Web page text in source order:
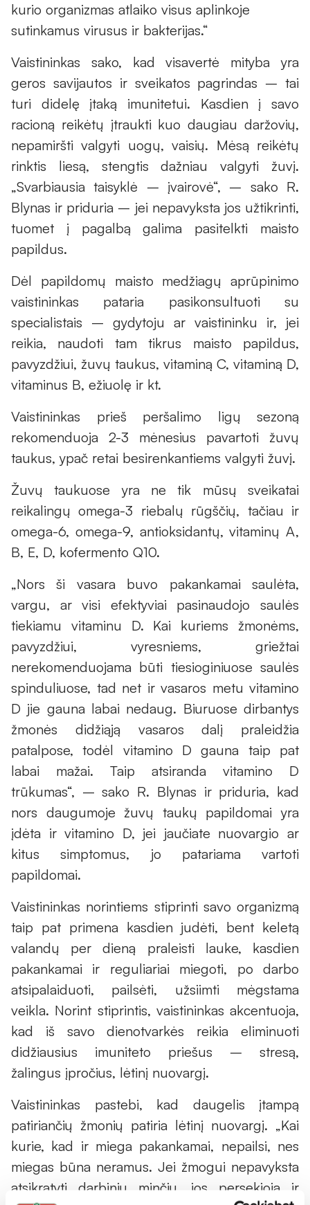
kurio organizmas atlaiko visus aplinkoje
sutinkamus virusus ir bakterijas.“
Vaistininkas sako, kad visavertė mityba yra
geros savijautos ir sveikatos pagrindas – tai
turi didelę įtaką imunitetui. Kasdien į savo
racioną reikėtų įtraukti kuo daugiau daržovių,
nepamiršti valgyti uogų, vaisių. Mėsą reikėtų
rinktis liesą, stengtis dažniau valgyti žuvį.
„Svarbiausia taisyklė – įvairovė“, – sako R.
Blynas ir priduria – jei nepavyksta jos užtikrinti,
tuomet į pagalbą galima pasitelkti maisto
papildus.
Dėl papildomų maisto medžiagų aprūpinimo
vaistininkas pataria pasikonsultuoti su
specialistais – gydytoju ar vaistininku ir, jei
reikia, naudoti tam tikrus maisto papildus,
pavyzdžiui, žuvų taukus, vitaminą C, vitaminą D,
vitaminus B, ežiuolę ir kt.
Vaistininkas prieš peršalimo ligų sezoną
rekomenduoja 2-3 mėnesius pavartoti žuvų
taukus, ypač retai besirenkantiems valgyti žuvį.
Žuvų taukuose yra ne tik mūsų sveikatai
reikalingų omega-3 riebalų rūgščių, tačiau ir
omega-6, omega-9, antioksidantų, vitaminų A,
B, E, D, kofermento Q10.
„Nors ši vasara buvo pakankamai saulėta,
vargu, ar visi efektyviai pasinaudojo saulės
tiekiamu vitaminu D. Kai kuriems žmonėms,
pavyzdžiui, vyresniems, griežtai
nerekomenduojama būti tiesioginiuose saulės
spinduliuose, tad net ir vasaros metu vitamino
D jie gauna labai nedaug. Biuruose dirbantys
žmonės didžiąją vasaros dalį praleidžia
patalpose, todėl vitamino D gauna taip pat
labai mažai. Taip atsiranda vitamino D
trūkumas“, – sako R. Blynas ir priduria, kad
nors daugumoje žuvų taukų papildomai yra
įdėta ir vitamino D, jei jaučiate nuovargio ar
kitus simptomus, jo patariama vartoti
papildomai.
Vaistininkas norintiems stiprinti savo organizmą
taip pat primena kasdien judėti, bent keletą
valandų per dieną praleisti lauke, kasdien
pakankamai ir reguliariai miegoti, po darbo
atsipalaiduoti, pailsėti, užsiimti mėgstama
veikla. Norint stiprintis, vaistininkas akcentuoja,
kad iš savo dienotvarkės reikia eliminuoti
didžiausius imuniteto priešus – stresą,
žalingus įpročius, lėtinį nuovargį.
Vaistininkas pastebi, kad daugelis įtampą
patiriančių žmonių patiria lėtinį nuovargį. „Kai
kurie, kad ir miega pakankamai, nepailsi, nes
miegas būna neramus. Jei žmogui nepavyksta
atsikratyti darbinių minčių, jos persekioja ir